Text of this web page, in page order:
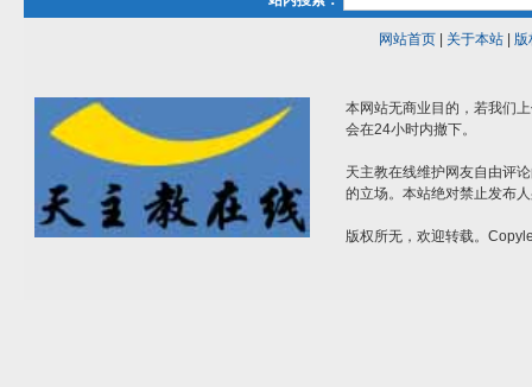
网站首页| 关于本站| 版
本网站无商业目的，若我们
会在24小时内撤下。
天主教在线维护网友自由评
的立场。本站绝对禁止发布
版权所无，欢迎转载。